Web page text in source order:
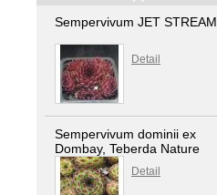
Sempervivum JET STREAM
Detail
Sempervivum dominii ex
Dombay, Teberda Nature
Reserve 1600 m n. m.,
Republic, Russia
Detail